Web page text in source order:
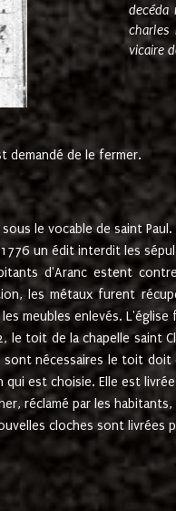
decéda
charles
vicaire
demandé de le fermer.
le vocable de saint Paul.
un édit interdit les
d'Aranc estent
les métaux furent
meubles enlevés.
le toit de la chapelle saint
sont nécessaires le toit doit
qui est choisie. Elle est
réclamé par les
cloches sont livrées